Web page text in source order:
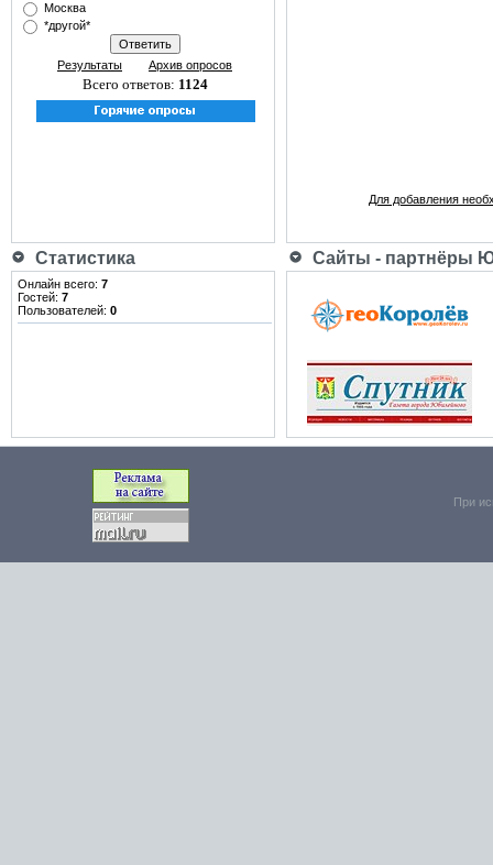
Москва
*другой*
Результаты Архив опросов
Всего ответов: 1124
Для добавления
Статистика Сайты - партнёры
Онлайн всего: 7
Гостей: 7
Пользователей: 0
При